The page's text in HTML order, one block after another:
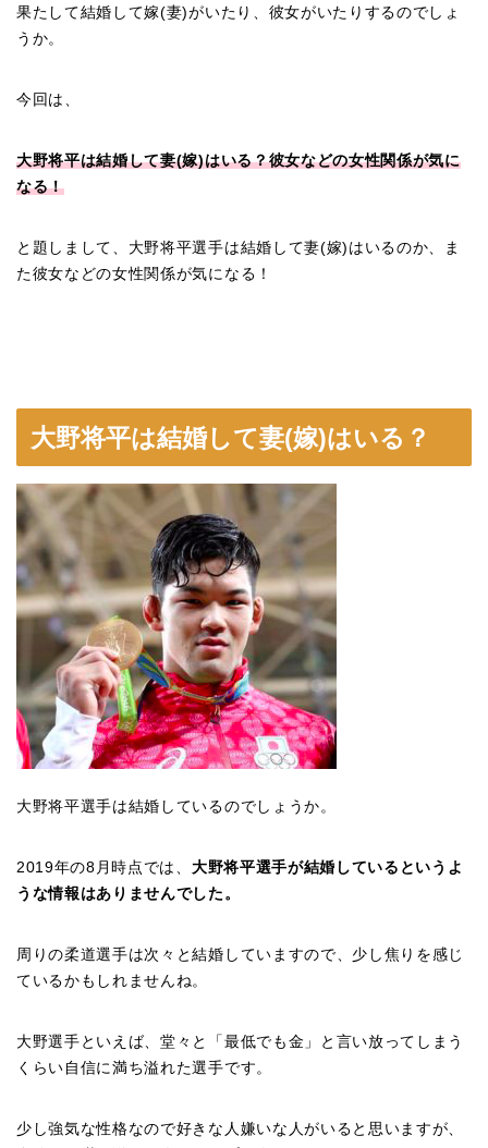
果たして結婚して嫁(妻)がいたり、彼女がいたりするのでしょ
うか。
今回は、
大野将平は結婚して妻(嫁)はいる？彼女などの女性関係が気に
なる！
と題しまして、大野将平選手は結婚して妻(嫁)はいるのか、ま
た彼女などの女性関係が気になる！
大野将平は結婚して妻(嫁)はいる？
大野将平選手は結婚しているのでしょうか。
2019年の8月時点では、 大野将平選手が結婚しているというよ
うな情報はありませんでした。
周りの柔道選手は次々と結婚していますので、少し焦りを感じ
ているかもしれませんね。
大野選手といえば、堂々と「最低でも金」と言い放ってしまう
くらい自信に満ち溢れた選手です。
少し強気な性格なので好きな人嫌いな人がいると思いますが、